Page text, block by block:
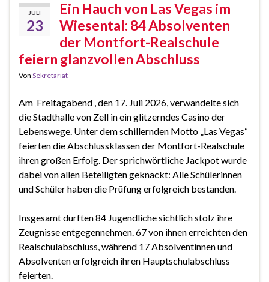
JULI
23
Ein Hauch von Las Vegas im
Wiesental: 84 Absolventen
der Montfort-Realschule
feiern glanzvollen Abschluss
Von Sekretariat
Am Freitagabend , den 17. Juli 2026, verwandelte sich
die Stadthalle von Zell in ein glitzerndes Casino der
Lebenswege. Unter dem schillernden Motto „Las Vegas“
feierten die Abschlussklassen der Montfort-Realschule
ihren großen Erfolg. Der sprichwörtliche Jackpot wurde
dabei von allen Beteiligten geknackt: Alle Schülerinnen
und Schüler haben die Prüfung erfolgreich bestanden.
Insgesamt durften 84 Jugendliche sichtlich stolz ihre
Zeugnisse entgegennehmen. 67 von ihnen erreichten den
Realschulabschluss, während 17 Absolventinnen und
Absolventen erfolgreich ihren Hauptschulabschluss
feierten.